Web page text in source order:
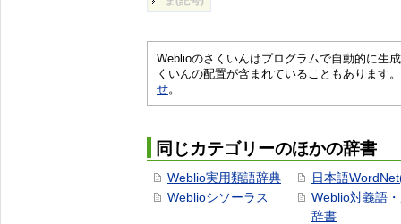
Weblioのさくいんはプログラムで自動的に生
くいんの配置が含まれていることもあります
せ。
同じカテゴリーのほかの辞書
Weblio実用類語辞典
Weblioシソーラス
日本語
Weblio対義語
辞書